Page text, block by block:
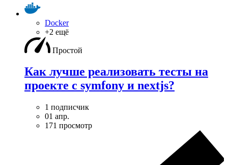
Docker
+2 ещё
Простой
Как лучше реализовать тесты на
проекте с symfony и nextjs?
1 подписчик
01 апр.
171 просмотр